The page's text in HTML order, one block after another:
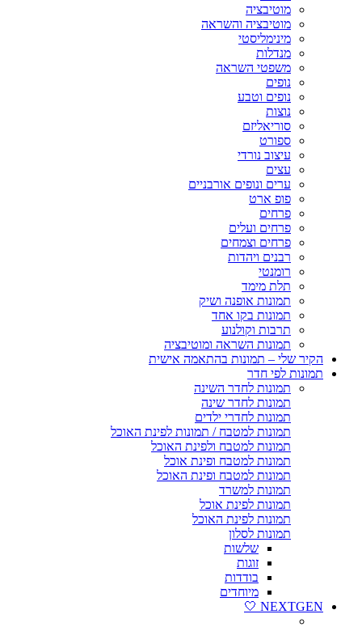
מוטיבציה
מוטיבציה והשראה
מינימליסטי
מנדלות
משפטי השראה
נופים
נופים וטבע
נוצות
סוריאליזם
ספורט
עיצוב נורדי
עצים
ערים ונופים אורבניים
פופ ארט
פרחים
פרחים ועלים
פרחים וצמחים
רבנים ויהדות
רומנטי
תלת מימד
תמונות אופנה ושיק
תמונות בקו אחד
תרבות וקולנוע
תמונות השראה ומוטיבציה
הקיר שלי – תמונות בהתאמה אישית
תמונות לפי חדר
תמונות לחדר השינה
תמונות לחדר שינה
תמונות לחדרי ילדים
תמונות למטבח / תמונות לפינת האוכל
תמונות למטבח ולפינת האוכל
תמונות למטבח ופינת אוכל
תמונות למטבח ופינת האוכל
תמונות למשרד
תמונות לפינת אוכל
תמונות לפינת האוכל
תמונות לסלון
שלשות
זוגות
בודדות
מיוחדים
NEXTGEN 🤍